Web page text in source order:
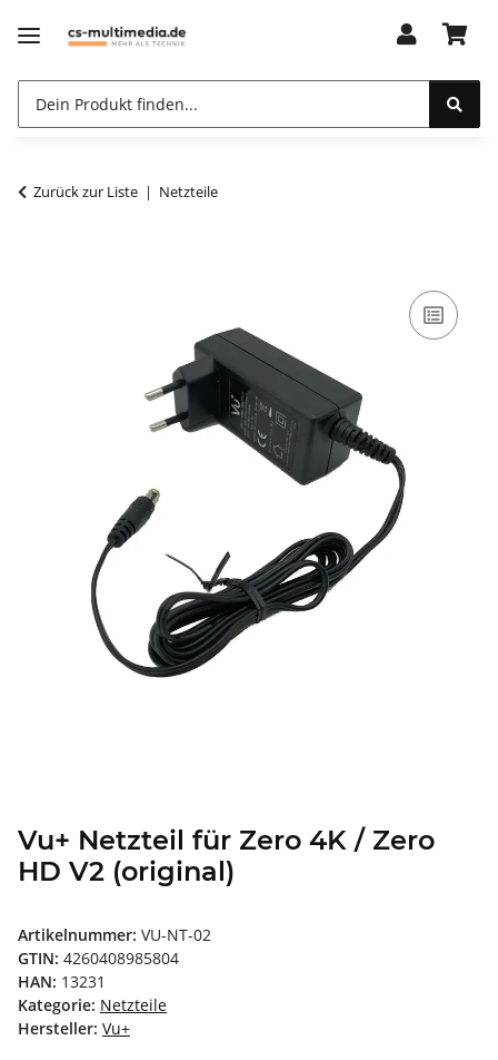
Zurück zur Liste Netzteile
Vu+ Netzteil für Zero 4K / Zero
HD V2 (original)
Artikelnummer: VU-NT-02
GTIN: 4260408985804
HAN: 13231
Kategorie: Netzteile
Hersteller: Vu+